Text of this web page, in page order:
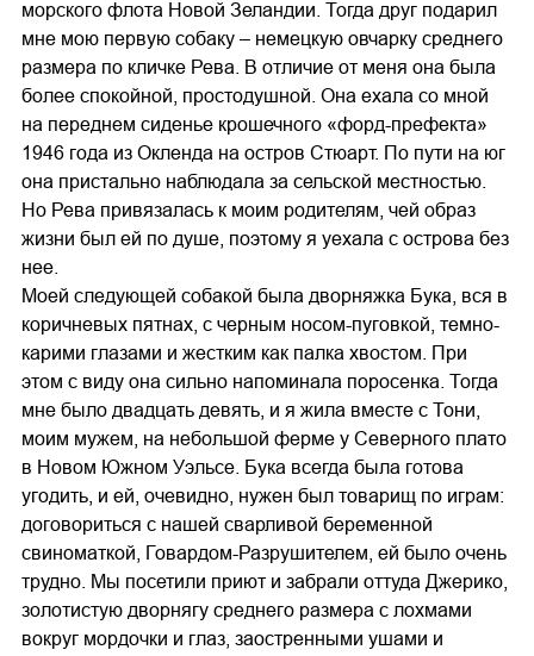
морского флота Новой Зеландии. Тогда друг подарил
мне мою первую собаку – немецкую овчарку среднего
размера по кличке Рева. В отличие от меня она была
более спокойной, простодушной. Она ехала со мной
на переднем сиденье крошечного «форд-префекта»
1946 года из Окленда на остров Стюарт. По пути на юг
она пристально наблюдала за сельской местностью.
Но Рева привязалась к моим родителям, чей образ
жизни был ей по душе, поэтому я уехала с острова без
нее.
Моей следующей собакой была дворняжка Бука, вся в
коричневых пятнах, с черным носом-пуговкой, темно-
карими глазами и жестким как палка хвостом. При
этом с виду она сильно напоминала поросенка. Тогда
мне было двадцать девять, и я жила вместе с Тони,
моим мужем, на небольшой ферме у Северного плато
в Новом Южном Уэльсе. Бука всегда была готова
угодить, и ей, очевидно, нужен был товарищ по играм:
договориться с нашей сварливой беременной
свиноматкой, Говардом-Разрушителем, ей было очень
трудно. Мы посетили приют и забрали оттуда Джерико,
золотистую дворнягу среднего размера с лохмами
вокруг мордочки и глаз, заостренными ушами и